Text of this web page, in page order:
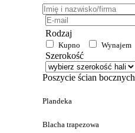
Imię
nazwisko/firma:
E-
mail:
Rodzaj
Kupno Wynajem
Szerokość
Poszycie ścian bocznych
Plandeka
Blacha trapezowa